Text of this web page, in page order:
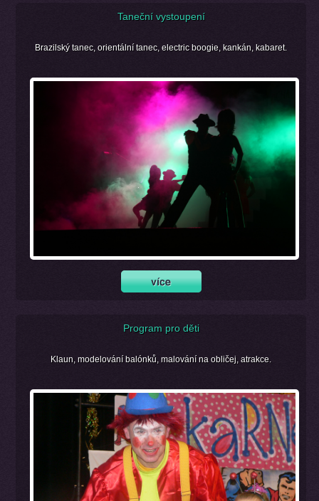
Taneční vystoupení
Brazilský tanec, orientální tanec, electric boogie, kankán, kabaret.
Program pro děti
Klaun, modelování balónků, malování na obličej, atrakce.